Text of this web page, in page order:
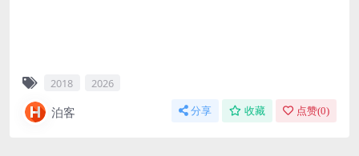
2018 2026
泊客 分享 收藏 点赞(0)